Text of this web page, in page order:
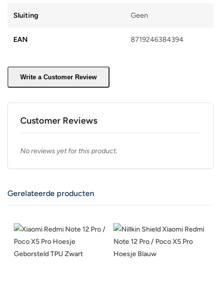
Sluiting Geen
EAN 8719246384394
Write a Customer Review
Customer Reviews
No reviews yet for this product.
Gerelateerde producten